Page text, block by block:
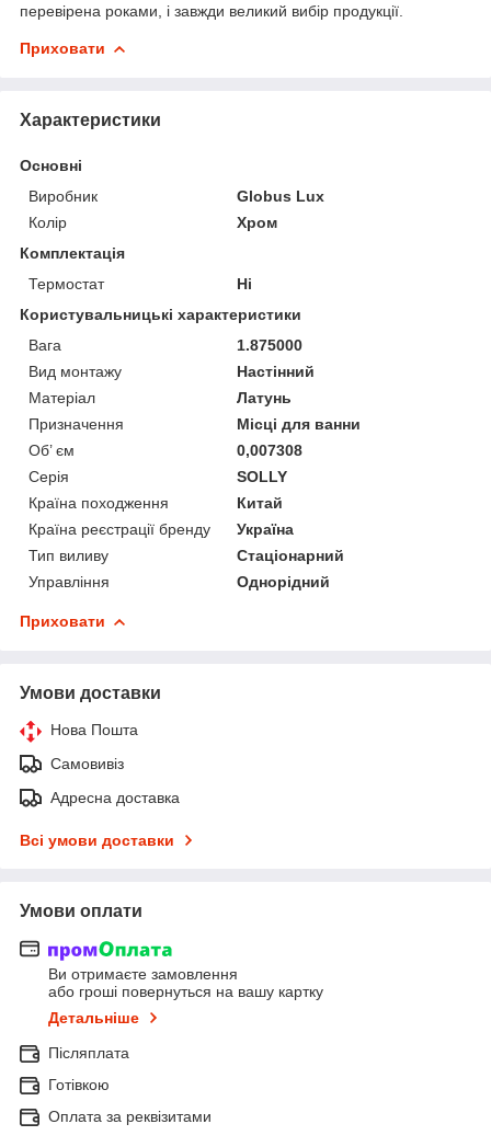
перевірена роками, і завжди великий вибір продукції.
Приховати
Характеристики
Основні
Виробник
Globus Lux
Колір
Хром
Комплектація
Термостат
Ні
Користувальницькі характеристики
Вага
1.875000
Вид монтажу
Настінний
Матеріал
Латунь
Призначення
Місці для ванни
Об’ єм
0,007308
Серія
SOLLY
Країна походження
Китай
Країна реєстрації бренду
Україна
Тип виливу
Стаціонарний
Управління
Однорідний
Приховати
Умови доставки
Нова Пошта
Самовивіз
Адресна доставка
Всі умови доставки
Умови оплати
Ви отримаєте замовлення
або гроші повернуться на вашу картку
Детальніше
Післяплата
Готівкою
Оплата за реквізитами